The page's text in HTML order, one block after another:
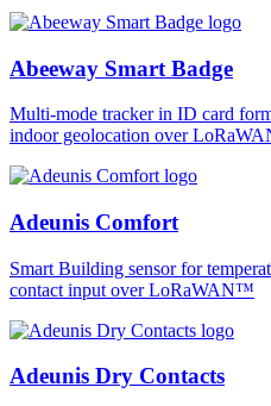
Abeeway Smart Badge
Multi-mode tracker in ID card
indoor geolocation over
Adeunis Comfort
Smart Building sensor for
contact input over LoRaWAN™
Adeunis Dry Contacts